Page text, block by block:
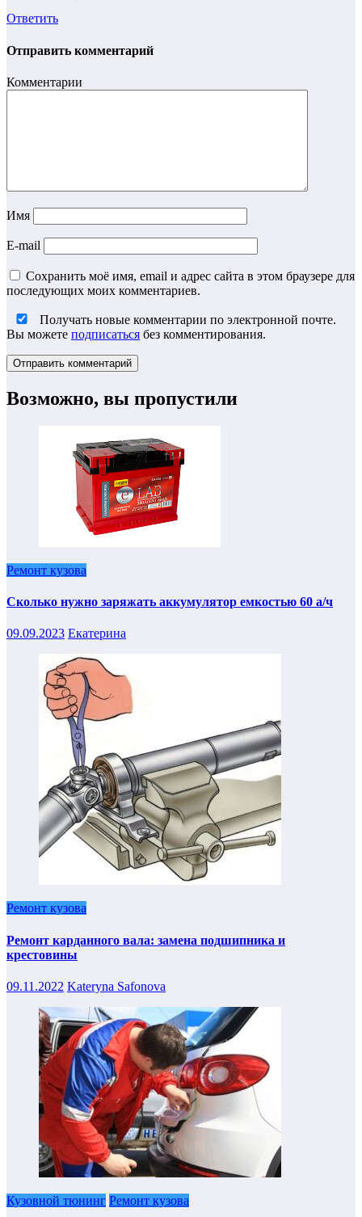
Ответить
Отправить комментарий
Комментарии
Имя
E-mail
Сохранить моё имя, email и адрес сайта в этом браузере для
последующих моих комментариев.
Получать новые комментарии по электронной почте.
Вы можете подписаться без комментирования.
Возможно, вы пропустили
Ремонт кузова
Сколько нужно заряжать аккумулятор емкостью 60 а/ч
09.09.2023 Екатерина
Ремонт кузова
Ремонт карданного вала: замена подшипника и
крестовины
09.11.2022 Kateryna Safonova
Кузовной тюнинг Ремонт кузова